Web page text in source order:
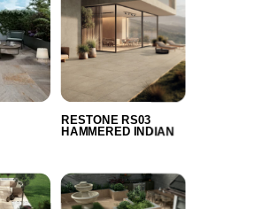
RESTONE RS03
HAMMERED INDIAN